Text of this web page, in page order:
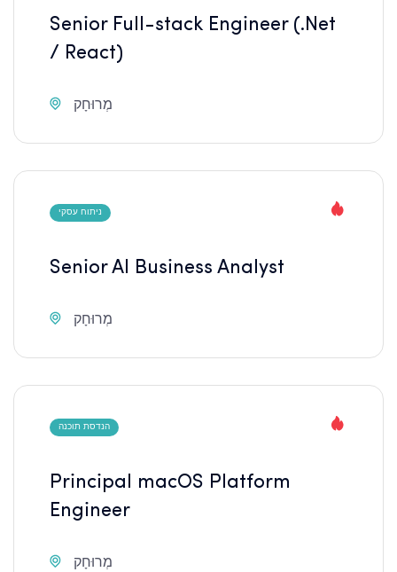
Senior Full-stack Engineer (.Net
/ React)
מְרוּחָק
ניתוח עסקי
Senior AI Business Analyst
מְרוּחָק
הנדסת תוכנה
Principal macOS Platform
Engineer
מְרוּחָק